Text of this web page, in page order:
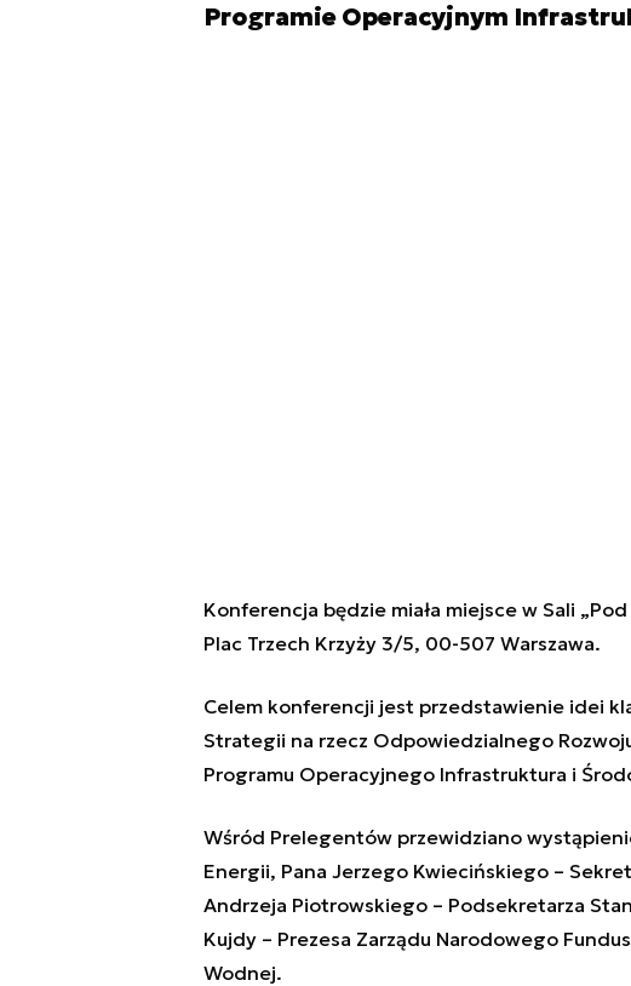
Programie Operacyjnym
Konferencja będzie miała miejsce w Sali
Plac Trzech Krzyży 3/5, 00-507 Warszawa.
Celem konferencji jest przedstawienie idei
Strategii na rzecz Odpowiedzialnego
Programu Operacyjnego Infrastruktura i
Wśród Prelegentów przewidziano
Energii, Pana Jerzego Kwiecińskiego –
Andrzeja Piotrowskiego – Podsekretarza
Kujdy – Prezesa Zarządu Narodowego
Wodnej.